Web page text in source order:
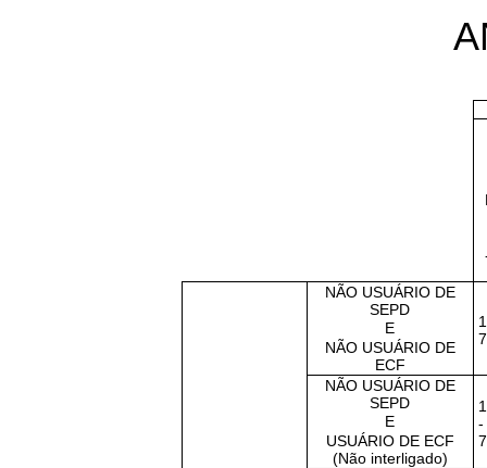
NÃO USUÁRIO DE
SEPD
E
NÃO USUÁRIO DE
ECF
NÃO USUÁRIO DE
SEPD
E
USUÁRIO DE ECF
(Não interligado)